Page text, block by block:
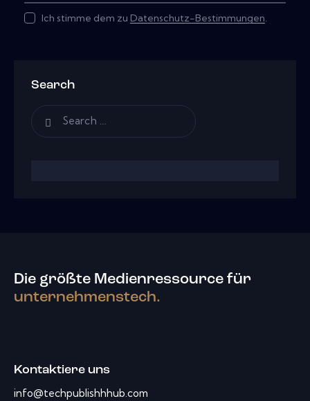
Ich stimme dem zu Datenschutz-Bestimmungen.
Search
Die größte Medienressource für
unternehmenstech.
Kontaktiere uns
info@techpublishhhub.com